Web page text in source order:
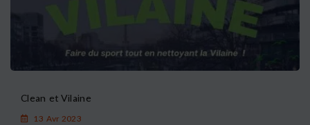
Clean et Vilaine
13 Avr 2023